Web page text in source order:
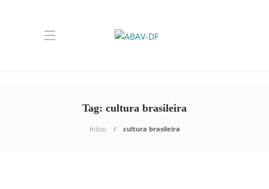
Tag: cultura brasileira
Início cultura brasileira